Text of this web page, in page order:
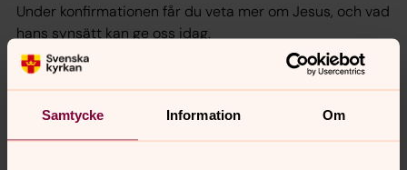
Samtycke Information Om
Under konfirmationen får du veta mer om Jesus, och vad
hans synsätt kan ge oss idag.
Senast ändrad 19 juni 2025
Synpunkter eller frågor på sidans